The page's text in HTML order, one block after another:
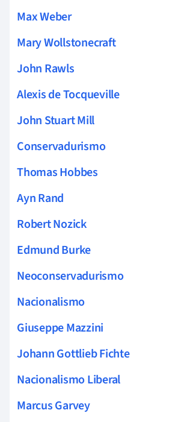
Max Weber
Mary Wollstonecraft
John Rawls
Alexis de Tocqueville
John Stuart Mill
Conservadurismo
Thomas Hobbes
Ayn Rand
Robert Nozick
Edmund Burke
Neoconservadurismo
Nacionalismo
Giuseppe Mazzini
Johann Gottlieb Fichte
Nacionalismo Liberal
Marcus Garvey